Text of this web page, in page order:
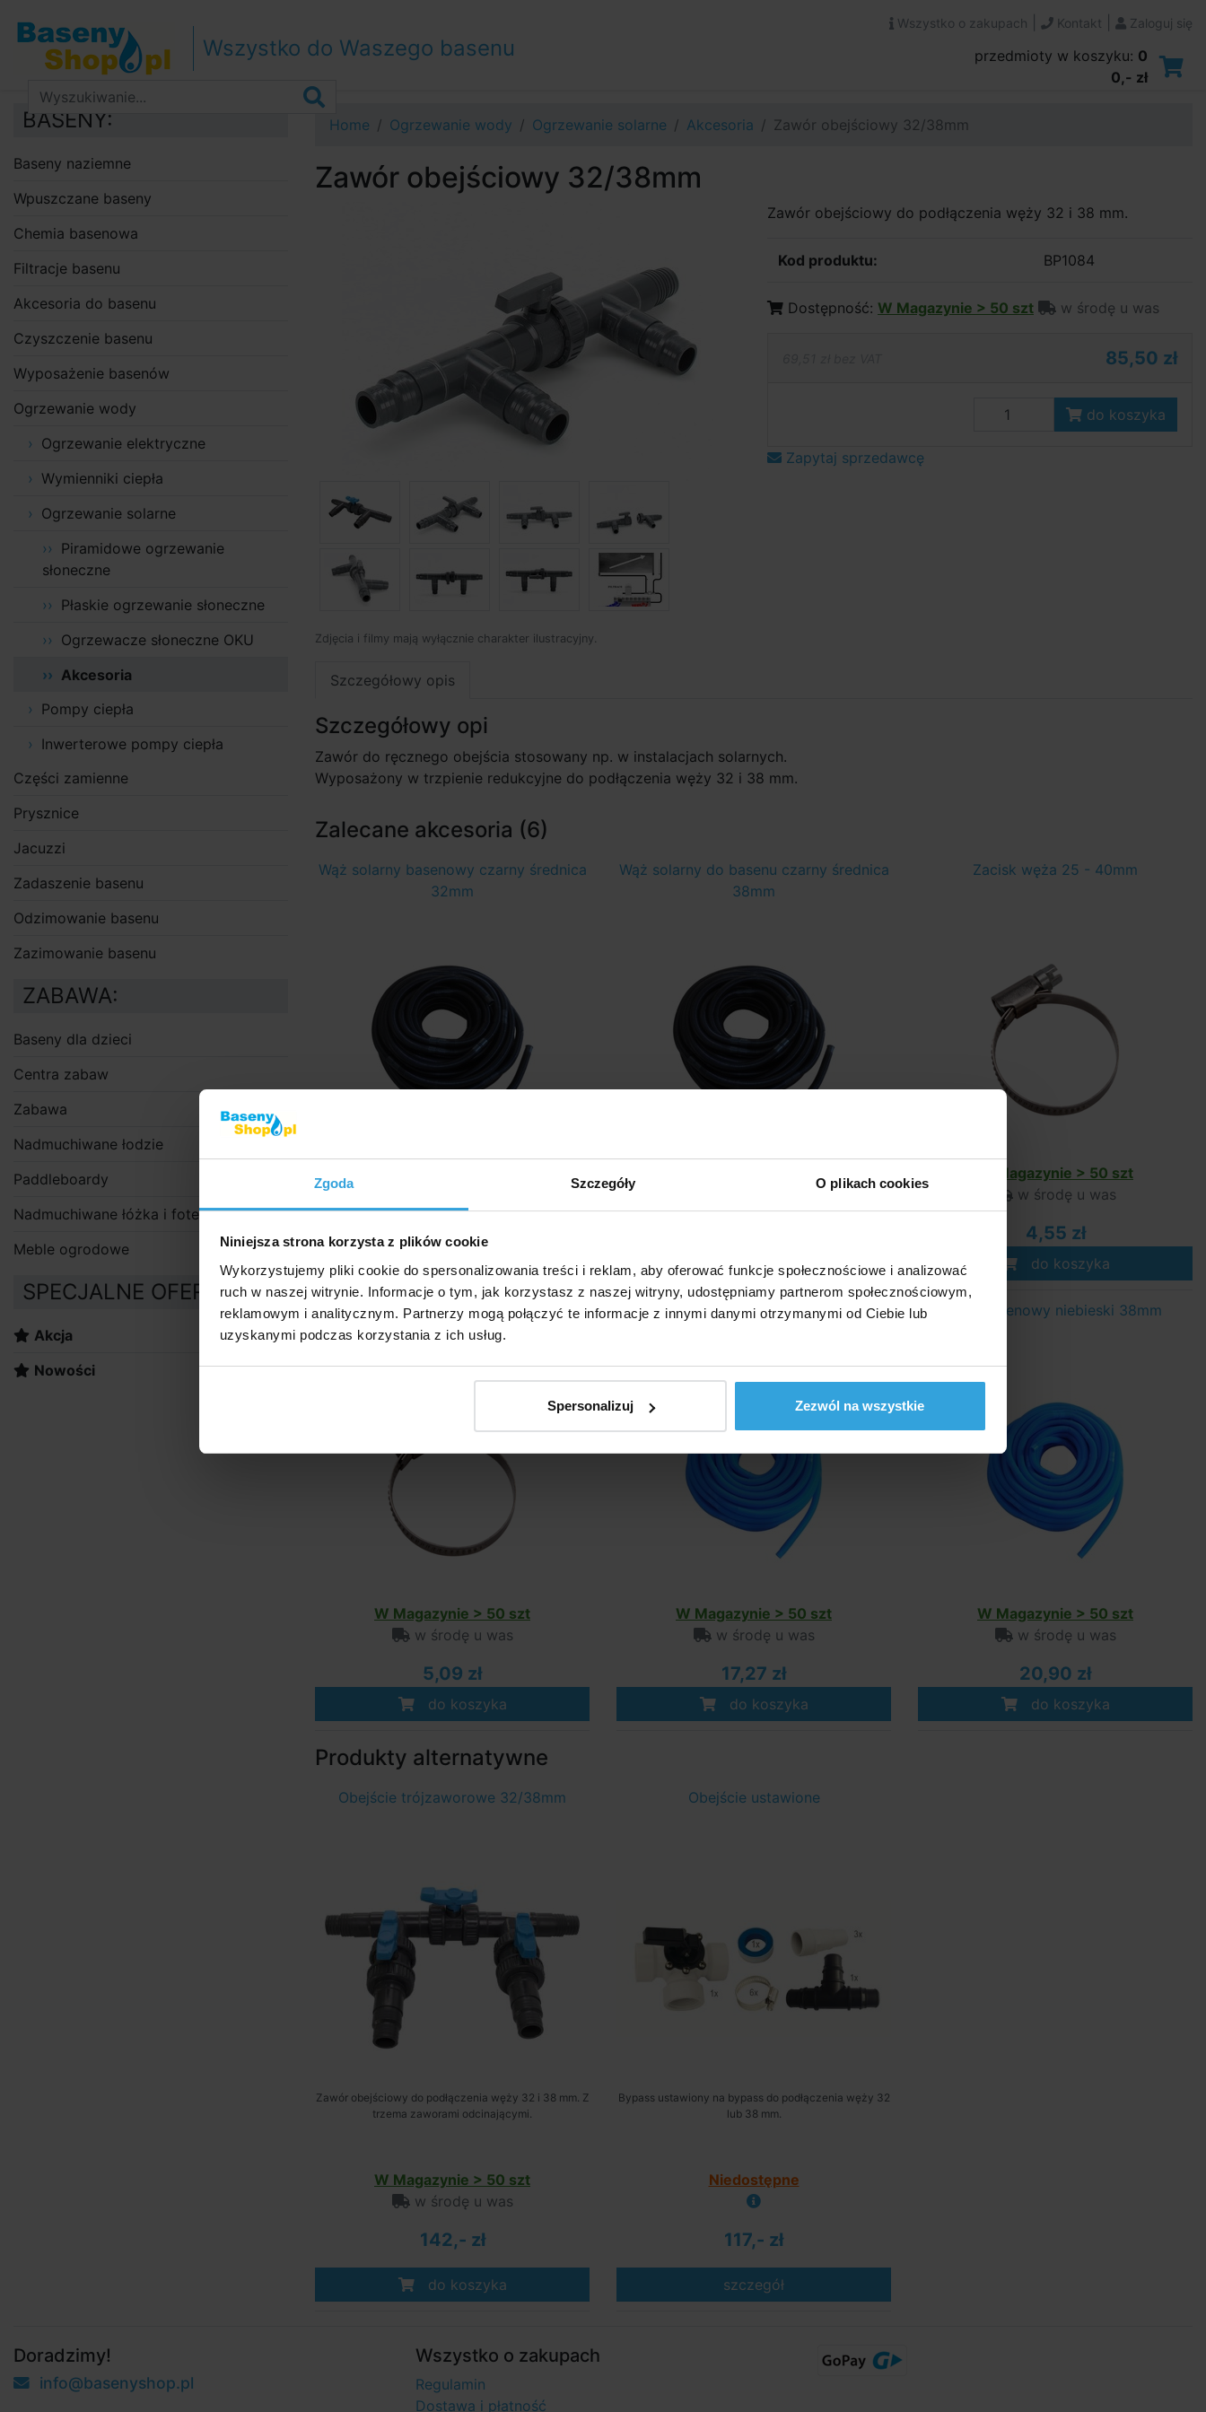
Zgoda Szczegóły O plikach cookies
Niniejsza strona korzysta z plików cookie
Wykorzystujemy pliki cookie do spersonalizowania treści i reklam, aby oferować funkcje społecznościowe i analizować
ruch w naszej witrynie. Informacje o tym, jak korzystasz z naszej witryny, udostępniamy partnerom społecznościowym,
reklamowym i analitycznym. Partnerzy mogą połączyć te informacje z innymi danymi otrzymanymi od Ciebie lub
uzyskanymi podczas korzystania z ich usług.
Spersonalizuj Zezwól na wszystkie
Przejdź do treści
Przejdź do paska bocznegoWszystko do Waszego basenu
Wszystko o zakupach Kontakt Zaloguj się
przedmioty w koszyku: 0
0,- zł
Home Ogrzewanie wody Ogrzewanie solarne Akcesoria Zawór obejściowy 32/38mm
Zawór obejściowy 32/38mm
Zdjęcia i filmy mają wyłącznie charakter ilustracyjny.
Zawór obejściowy do podłączenia węży 32 i 38 mm.
Kod produktu: BP1084
Dostępność: W Magazynie > 50 szt w środę u was
85,50 zł
do koszyka
Zapytaj sprzedawcę
Szczegółowy opis
Szczegółowy opi
Zawór do ręcznego obejścia stosowany np. w instalacjach solarnych.
Wyposażony w trzpienie redukcyjne do podłączenia węży 32 i 38 mm.
Zalecane akcesoria (6)
Wąż solarny basenowy czarny średnica
32mm
17,27 zł
do koszyka
Wąż solarny do basenu czarny średnica
38mm
do koszyka
Zacisk węża 25 - 40mm
W Magazynie > 50 szt
w środę u was
4,55 zł
do koszyka
Zacisk węża 32 - 50mm
W Magazynie > 50 szt
w środę u was
5,09 zł
do koszyka
Wąż basenowy niebieski 32mm
W Magazynie > 50 szt
w środę u was
17,27 zł
do koszyka
Wąż basenowy niebieski 38mm
W Magazynie > 50 szt
w środę u was
20,90 zł
do koszyka
Produkty alternatywne
Obejście trójzaworowe 32/38mm
Zawór obejściowy do podłączenia węży 32 i 38 mm. Z
trzema zaworami odcinającymi.
W Magazynie > 50 szt
w środę u was
142,- zł
do koszyka
Obejście ustawione
Bypass ustawiony na bypass do podłączenia węży 32
lub 38 mm.
Niedostępne
117,- zł
szczegół
BASENY:
Baseny naziemne
Wpuszczane baseny
Chemia basenowa
Filtracje basenu
Akcesoria do basenu
Czyszczenie basenu
Wyposażenie basenów
Ogrzewanie wody
Ogrzewanie elektryczne
Wymienniki ciepła
Ogrzewanie solarne
Piramidowe ogrzewanie
słoneczne
Płaskie ogrzewanie słoneczne
Ogrzewacze słoneczne OKU
Akcesoria
Pompy ciepła
Inwerterowe pompy ciepła
Części zamienne
Prysznice
Jacuzzi
Zadaszenie basenu
Odzimowanie basenu
Zazimowanie basenu
ZABAWA:
Baseny dla dzieci
Centra zabaw
Zabawa
Nadmuchiwane łodzie
Paddleboardy
Nadmuchiwane łóżka i fotele
Meble ogrodowe
SPECJALNE OFERTY:
Akcja
Nowości
Doradzimy!
info@basenyshop.pl
Wszystko o zakupach
Regulamin
Dostawa i płatność